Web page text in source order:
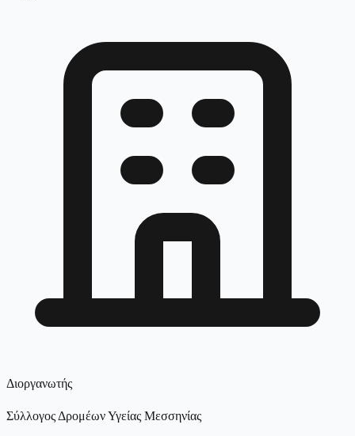
Διοργανωτής
Σύλλογος Δρομέων Υγείας Μεσσηνίας